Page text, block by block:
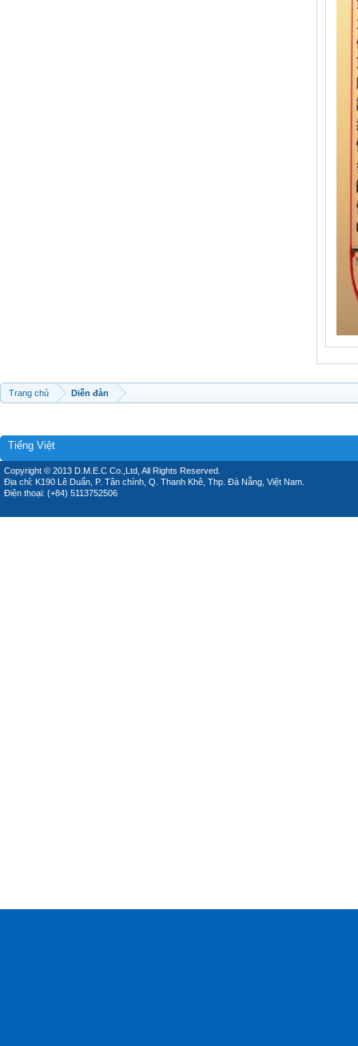
Trang chủ Diễn đàn
Tiếng Việt
Copyright © 2013 D.M.E.C Co.,Ltd, All Rights Reserved.
Địa chỉ: K190 Lê Duẩn, P. Tân chính, Q. Thanh Khê, Thp. Đà Nẵng, Việt Nam.
Điện thoại: (+84) 5113752506